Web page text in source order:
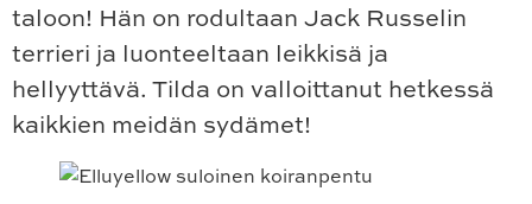
taloon! Hän on rodultaan Jack Russelin
terrieri ja luonteeltaan leikkisä ja
hellyyttävä. Tilda on valloittanut hetkessä
kaikkien meidän sydämet!